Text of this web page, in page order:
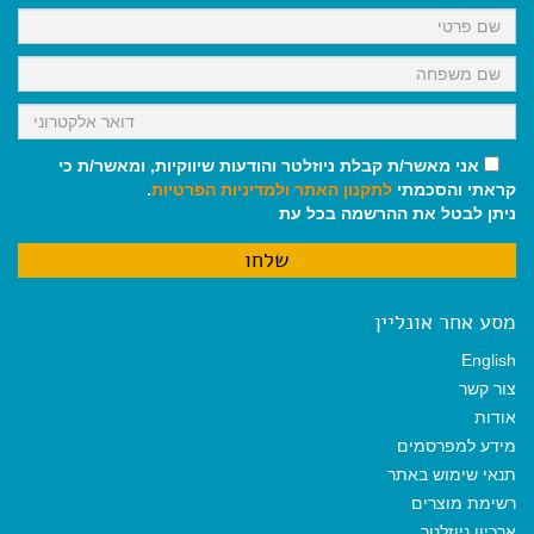
k
p
m
אני מאשר/ת קבלת ניוזלטר והודעות שיווקיות, ומאשר/ת כי
קראתי והסכמתי לתקנון האתר ולמדיניות הפרטיות.
ניתן לבטל את ההרשמה בכל עת
מסע אחר אונליין
English
צור קשר
אודות
מידע למפרסמים
תנאי שימוש באתר
רשימת מוצרים